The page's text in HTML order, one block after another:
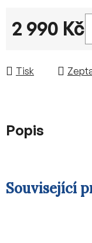
2 990 Kč
Tisk
Popis
Související